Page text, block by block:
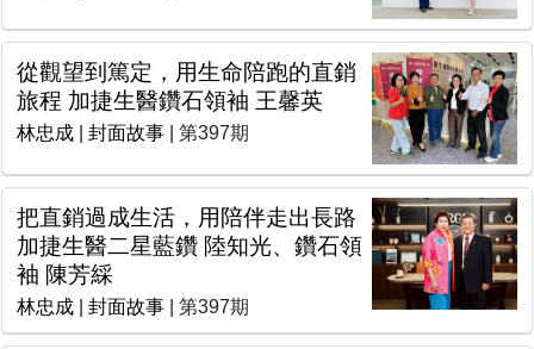
從觀望到篤定，用生命陪跑的直銷
旅程 加捷生醫鑽石領袖 王馨英
林忠成 封面故事 | 第397期
把直銷過成生活，用陪伴走出長路
加捷生醫二星藍鑽 陸知光、鑽石領
袖 陳芳綵
林忠成 封面故事 | 第397期